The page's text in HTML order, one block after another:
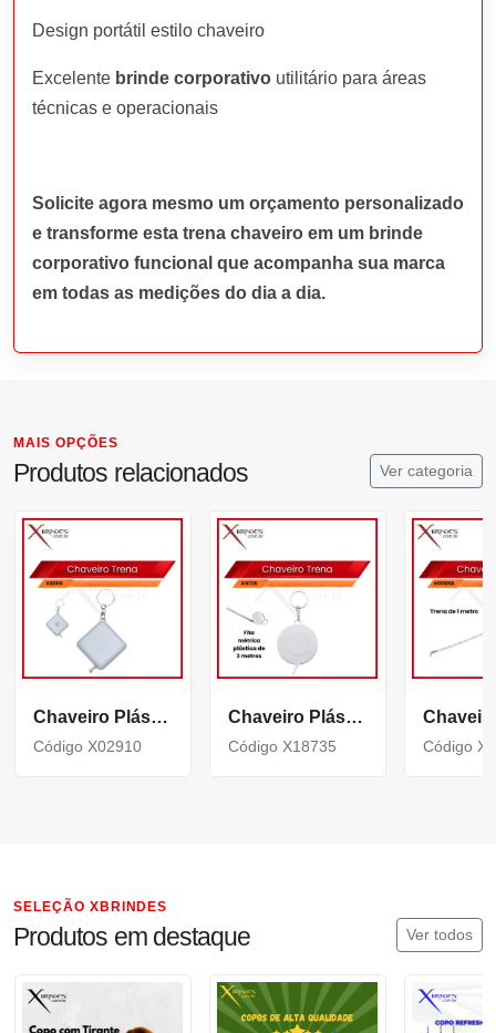
Design portátil estilo chaveiro
Excelente brinde corporativo utilitário para áreas
técnicas e operacionais
Solicite agora mesmo um orçamento personalizado
e transforme esta trena chaveiro em um brinde
corporativo funcional que acompanha sua marca
em todas as medições do dia a dia.
MAIS OPÇÕES
Produtos relacionados Ver categoria
Chaveiro Plástico com Fita métrica em formato quadrangular X02910
Código X02910
Chaveiro Plástico com Fita métrica plástica de 3 metros X18735
Código X18735 Código
SELEÇÃO XBRINDES
Produtos em destaque Ver todos